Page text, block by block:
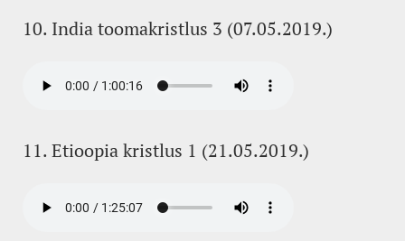
10. India toomakristlus 3 (07.05.2019.)
11. Etioopia kristlus 1 (21.05.2019.)